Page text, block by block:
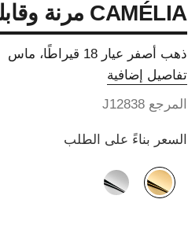
CAMÉLIA مرنة وقابلة للتحويل
ذهب أصفر عيار 18 قيراطًا، ماس
تفاصيل إضافية
المرجع J12838
السعر بناءً على الطلب
الصيغة البديلة(2)